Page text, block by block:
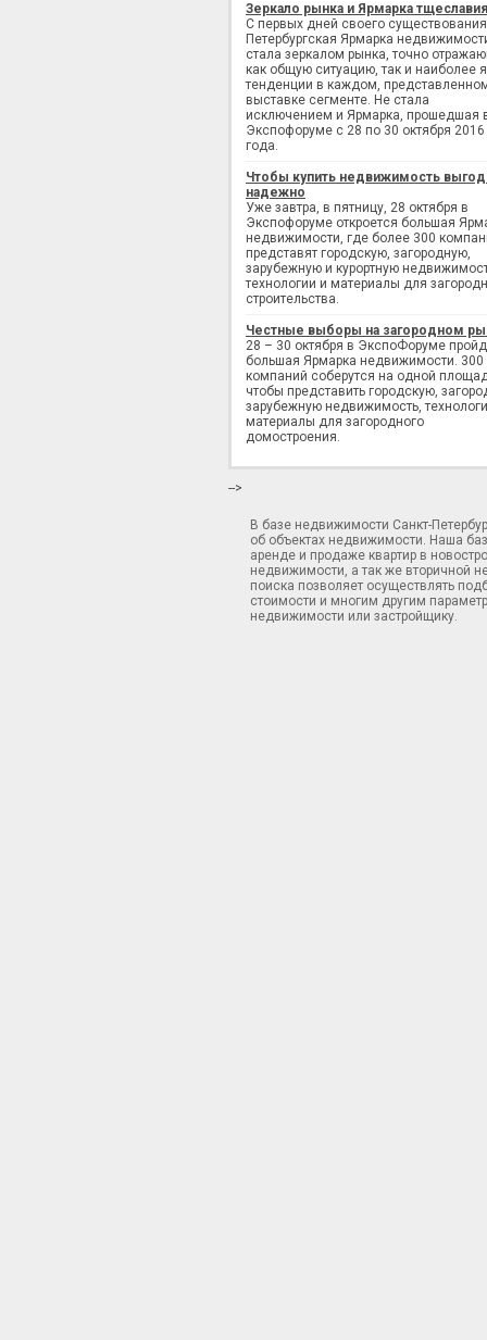
Зеркало рынка и Ярмарка тщеславия
С первых дней своего существования
Петербургская Ярмарка
стала зеркалом рынка, точно
как общую ситуацию, так и наиболее
тенденции в каждом,
выставке сегменте. Не стала
исключением и Ярмарка, прошедшая
Экспофоруме с 28 по 30 октября 2016
года.
Чтобы купить недвижимость
надежно
Уже завтра, в пятницу, 28 октября в
Экспофоруме откроется большая
недвижимости, где более 300
представят городскую, загородную,
зарубежную и курортную
технологии и материалы для
строительства.
Честные выборы на загородном
28 – 30 октября в ЭкспоФоруме
большая Ярмарка недвижимости. 300
компаний соберутся на одной
чтобы представить городскую,
зарубежную недвижимость,
материалы для загородного
домостроения.
-->
В базе недвижимости Санкт-
об объектах недвижимости. Наша
аренде и продаже квартир в
недвижимости, а так же вторичной
поиска позволяет осуществлять
стоимости и многим другим
недвижимости или застройщику.